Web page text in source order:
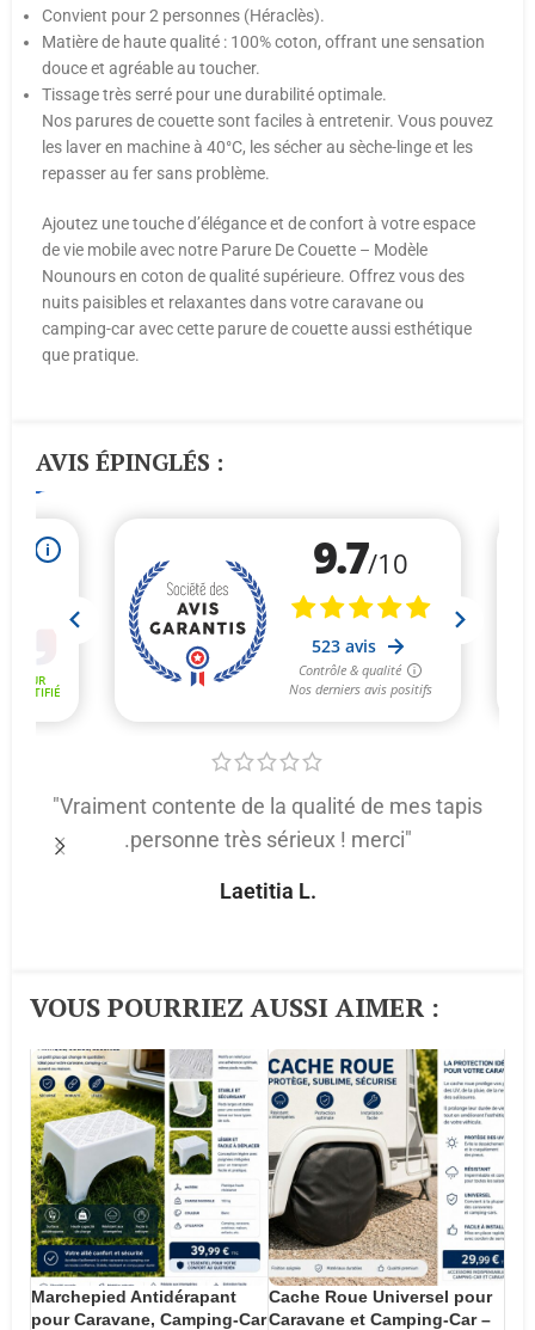
Convient pour 2 personnes (Héraclès).
Matière de haute qualité : 100% coton, offrant une sensation
douce et agréable au toucher.
Tissage très serré pour une durabilité optimale.
Nos parures de couette sont faciles à entretenir. Vous pouvez
les laver en machine à 40°C, les sécher au sèche-linge et les
repasser au fer sans problème.
Ajoutez une touche d’élégance et de confort à votre espace
de vie mobile avec notre Parure De Couette – Modèle
Nounours en coton de qualité supérieure. Offrez vous des
nuits paisibles et relaxantes dans votre caravane ou
camping-car avec cette parure de couette aussi esthétique
que pratique.
AVIS ÉPINGLÉS :
"Vraiment contente de la qualité de mes tapis
.personne très sérieux ! merci"
Laetitia L.
VOUS POURRIEZ AUSSI AIMER :​
Marchepied Antidérapant
pour Caravane, Camping-Car
Cache Roue Universel pour
Caravane et Camping-Car –